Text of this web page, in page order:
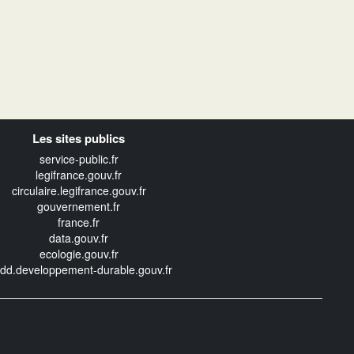
Les sites publics
service-public.fr
legifrance.gouv.fr
circulaire.legifrance.gouv.fr
gouvernement.fr
france.fr
data.gouv.fr
ecologie.gouv.fr
durable.gouv.fr